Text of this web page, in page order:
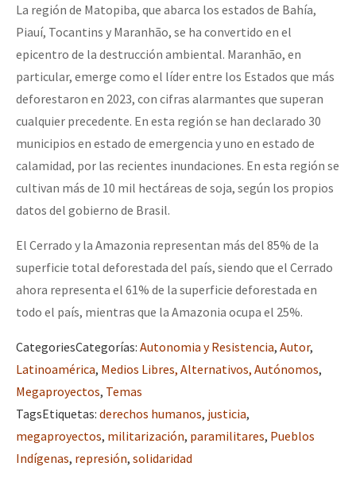
La región de Matopiba, que abarca los estados de Bahía,
Piauí, Tocantins y Maranhão, se ha convertido en el
epicentro de la destrucción ambiental. Maranhão, en
particular, emerge como el líder entre los Estados que más
deforestaron en 2023, con cifras alarmantes que superan
cualquier precedente. En esta región se han declarado 30
municipios en estado de emergencia y uno en estado de
calamidad, por las recientes inundaciones. En esta región se
cultivan más de 10 mil hectáreas de soja, según los propios
datos del gobierno de Brasil.
El Cerrado y la Amazonia representan más del 85% de la
superficie total deforestada del país, siendo que el Cerrado
ahora representa el 61% de la superficie deforestada en
todo el país, mientras que la Amazonia ocupa el 25%.
CategoriesCategorías: Autonomia y Resistencia, Autor,
Latinoamérica, Medios Libres, Alternativos, Autónomos,
Megaproyectos, Temas
TagsEtiquetas: derechos humanos, justicia,
megaproyectos, militarización, paramilitares, Pueblos
Indígenas, represión, solidaridad